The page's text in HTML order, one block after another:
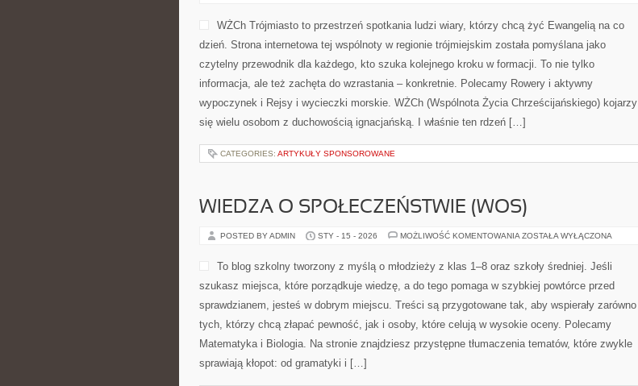
WŻCh Trójmiasto to przestrzeń spotkania ludzi wiary, którzy chcą żyć Ewangelią na co
dzień. Strona internetowa tej wspólnoty w regionie trójmiejskim została pomyślana jako
czytelny przewodnik dla każdego, kto szuka kolejnego kroku w formacji. To nie tylko
informacja, ale też zachęta do wzrastania – konkretnie. Polecamy Rowery i aktywny
wypoczynek i Rejsy i wycieczki morskie. WŻCh (Wspólnota Życia Chrześcijańskiego) kojarzy
się wielu osobom z duchowością ignacjańską. I właśnie ten rdzeń […]
CATEGORIES: ARTYKUŁY SPONSOROWANE
WIEDZA O SPOŁECZEŃSTWIE (WOS)
POSTED BY ADMIN STY - 15 - 2026 MOŻLIWOŚĆ KOMENTOWANIA WIEDZA
(WOS)
ZOSTAŁA WYŁĄCZONA
To blog szkolny tworzony z myślą o młodzieży z klas 1–8 oraz szkoły średniej. Jeśli
szukasz miejsca, które porządkuje wiedzę, a do tego pomaga w szybkiej powtórce przed
sprawdzianem, jesteś w dobrym miejscu. Treści są przygotowane tak, aby wspierały zarówno
tych, którzy chcą złapać pewność, jak i osoby, które celują w wysokie oceny. Polecamy
Matematyka i Biologia. Na stronie znajdziesz przystępne tłumaczenia tematów, które zwykle
sprawiają kłopot: od gramatyki i […]